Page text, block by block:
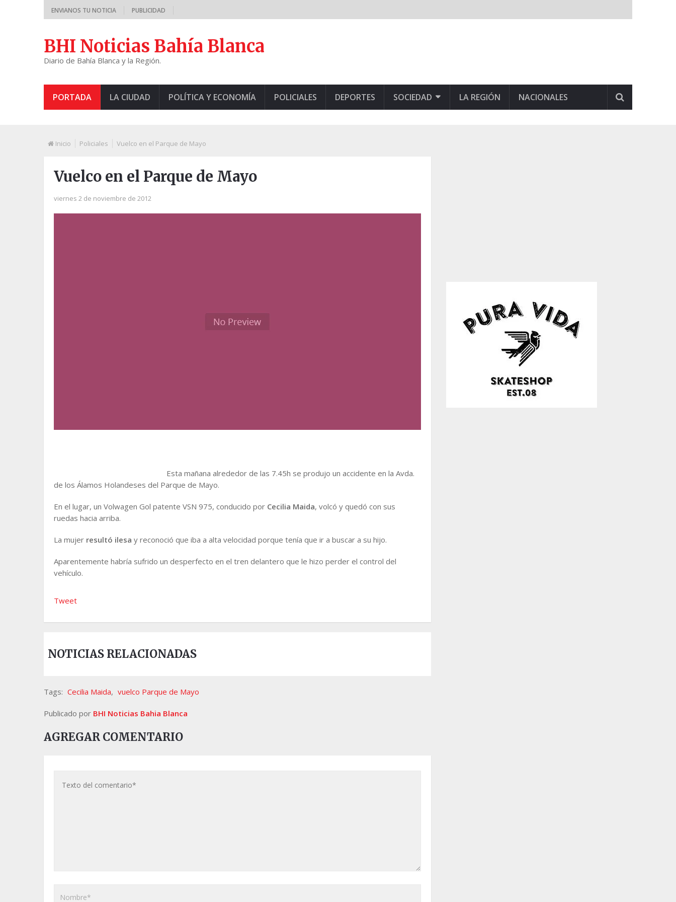
ENVIANOS TU NOTICIA PUBLICIDAD
BHI Noticias Bahía Blanca
Diario de Bahía Blanca y la Región.
PORTADA LA CIUDAD POLÍTICA Y ECONOMÍA POLICIALES DEPORTES SOCIEDAD LA REGIÓN NACIONALES
Inicio Policiales Vuelco en el Parque de Mayo
Vuelco en el Parque de Mayo
viernes 2 de noviembre de 2012
Esta mañana alrededor de las 7.45h se produjo un accidente en la Avda.
de los Álamos Holandeses del Parque de Mayo.
En el lugar, un Volwagen Gol patente VSN 975, conducido por Cecilia Maida, volcó y quedó con sus
ruedas hacia arriba.
La mujer resultó ilesa y reconoció que iba a alta velocidad porque tenía que ir a buscar a su hijo.
Aparentemente habría sufrido un desperfecto en el tren delantero que le hizo perder el control del
vehículo.
Tweet
NOTICIAS RELACIONADAS
Tags: Cecilia Maida, vuelco Parque de Mayo
Publicado por BHI Noticias Bahia Blanca
AGREGAR COMENTARIO